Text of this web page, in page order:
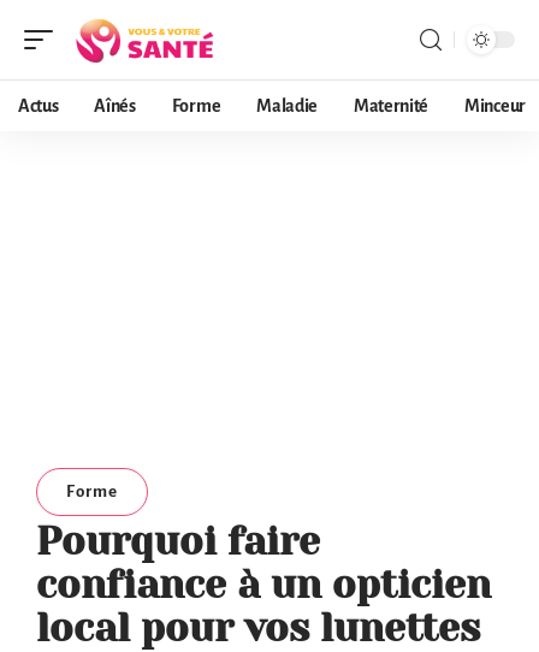
Actus Aînés Forme Maladie Maternité Minceur
Forme
Pourquoi faire
confiance à un opticien
local pour vos lunettes